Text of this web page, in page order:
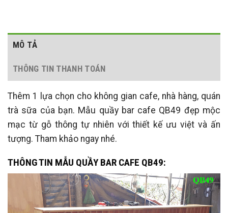
MÔ TẢ
THÔNG TIN THANH TOÁN
Thêm 1 lựa chọn cho không gian cafe, nhà hàng, quán
trà sữa của bạn. Mẫu quầy bar cafe QB49 đẹp mộc
mạc từ gỗ thông tự nhiên với thiết kế ưu việt và ấn
tượng. Tham khảo ngay nhé.
THÔNG TIN MẪU QUẦY BAR CAFE QB49: